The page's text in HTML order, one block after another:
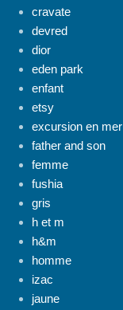
cravate
devred
dior
eden park
enfant
etsy
excursion en mer
father and son
femme
fushia
gris
h et m
h&m
homme
izac
jaune